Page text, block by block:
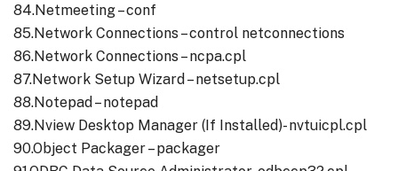
84.Netmeeting – conf
85.Network Connections – control netconnections
86.Network Connections – ncpa.cpl
87.Network Setup Wizard – netsetup.cpl
88.Notepad – notepad
89.Nview Desktop Manager (If Installed)- nvtuicpl.cpl
90.Object Packager – packager